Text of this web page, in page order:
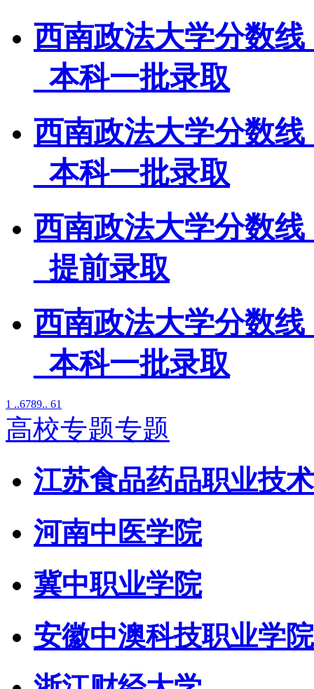
西南政法大学分数
_本科一批录取
西南政法大学分数
_本科一批录取
西南政法大学分数
_提前录取
西南政法大学分数
_本科一批录取
1 ..6789.. 61
高校专题专题
江苏食品药品职业技
河南中医学院
冀中职业学院
安徽中澳科技职业学院